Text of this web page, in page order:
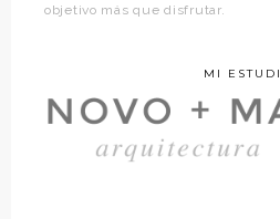
objetivo más que disfrutar.
MI